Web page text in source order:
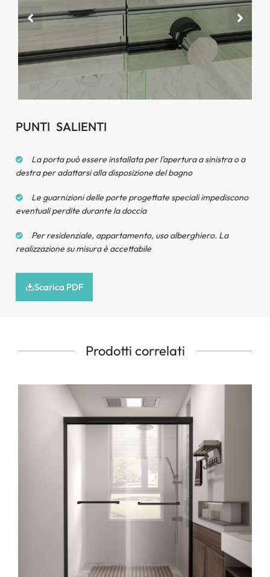
Manopola anti-salto
PUNTI SALIENTI
La porta può essere installata per l'apertura a sinistra o a
destra per adattarsi alla disposizione del bagno
Le guarnizioni delle porte progettate speciali impediscono
eventuali perdite durante la doccia
Per residenziale, appartamento, uso alberghiero. La
realizzazione su misura è accettabile
Scarica PDF
Prodotti correlati